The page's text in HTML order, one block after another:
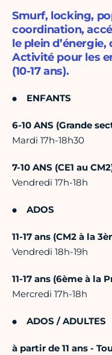
Smurf, locking,
coordination,
le plein
Activité pour les
(10-17 ans).
ENFANTS
6-10 ANS (Grande
Mardi 17h-18h30
7-10 ANS (CE1 au
Vendredi 17h-18h
ADOS
11-17 ans (CM2 à la
Vendredi 18h-19h
11-17 ans (6ème à la
Mercredi 17h-18h
ADOS / ADULTES
à partir de 11 ans -